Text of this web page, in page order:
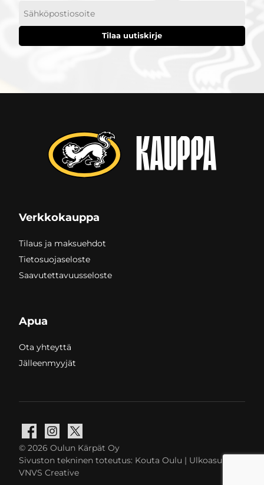
Verkkokauppa
Tilaus ja maksuehdot
Tietosuojaseloste
Saavutettavuusseloste
Apua
Ota yhteyttä
Jälleenmyyjät
FacebookInstagram
X
© 2026 Oulun Kärpät Oy
Sivuston tekninen toteutus: Kouta Oulu | Ulkoasu:
VNVS Creative